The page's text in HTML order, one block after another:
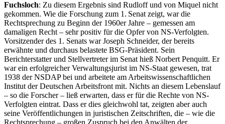
Fuchsloch: Zu diesem Ergebnis sind Rudloff und von Miquel nicht
gekommen. Wie die Forschung zum 1. Senat zeigt, war die
Rechtsprechung zu Beginn der 1960er Jahre – gemessen am
damaligen Recht – sehr positiv für die Opfer von NS-Verfolgten.
Vorsitzender des 1. Senats war Joseph Schneider, der bereits
erwähnte und durchaus belastete BSG-Präsident. Sein
Berichterstatter und Stellvertreter im Senat hieß Norbert Penquitt. Er
war ein erfolgreicher Verwaltungsjurist im NS-Staat gewesen, trat
1938 der NSDAP bei und arbeitete am Arbeitswissenschaftlichen
Institut der Deutschen Arbeitsfront mit. Nichts an diesem Lebenslauf
– so die Forscher – ließ erwarten, dass er für die Rechte von NS-
Verfolgten eintrat. Dass er dies gleichwohl tat, zeigten aber auch
seine Veröffentlichungen in juristischen Zeitschriften, die – wie die